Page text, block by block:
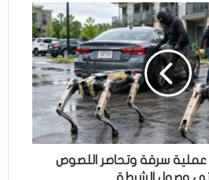
عملية سرقة وتحاصر اللصوص
وصول الشرطة